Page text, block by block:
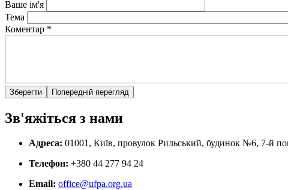
Ваше ім'я
Тема
Коментар *
Зв'яжіться з нами
Адреса: 01001, Київ, провулок Рильський, будинок №6, 7-й
Телефон: +380 44 277 94 24
Email: office@ufpa.org.ua